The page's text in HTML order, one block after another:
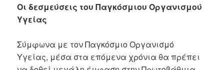
Οι δεσμεύσεις του Παγκόσμιου Οργανισμού
Υγείας
Σύμφωνα με τον Παγκόσμιο Οργανισμό
Υγείας, μέσα στα επόμενα χρόνια θα πρέπει